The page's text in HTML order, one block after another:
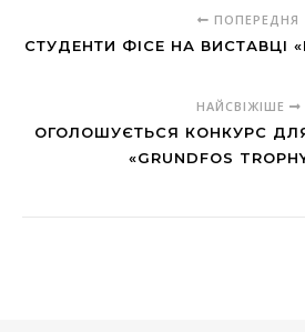
ПОПЕРЕДНЯ
СТУДЕНТИ ФІСЕ НА ВИСТАВЦІ
НАЙСВІЖІШЕ
ОГОЛОШУЄТЬСЯ КОНКУРС
«GRUNDFOS